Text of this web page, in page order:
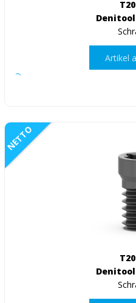
Artikel
NETTO